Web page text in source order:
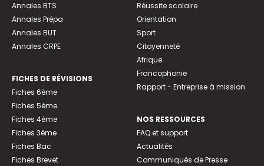
Annales BTS
Annales Prépa
Annales BUT
Annales CRPE
FICHES DE RÉVISIONS
Fiches 6ème
Fiches 5ème
Fiches 4ème
Fiches 3ème
Fiches Bac
Fiches Brevet
Réussite scolaire
Orientation
Sport
Citoyenneté
Afrique
Francophonie
Rapport - Entreprise à mission
NOS RESSOURCES
FAQ et support
Actualités
Communiqués de Presse